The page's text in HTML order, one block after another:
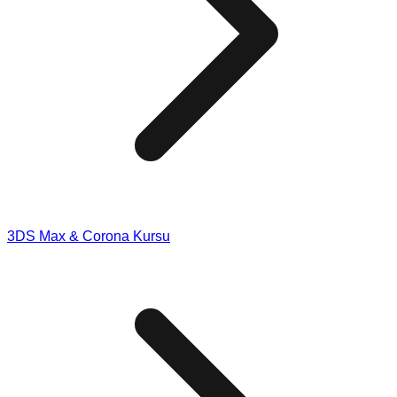
3DS Max & Corona Kursu